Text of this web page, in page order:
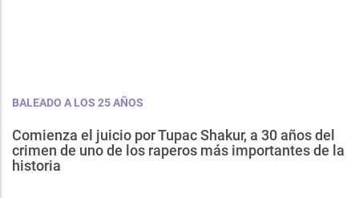
BALEADO A LOS 25 AÑOS
Comienza el juicio por Tupac Shakur, a 30 años del
crimen de uno de los raperos más importantes de la
historia